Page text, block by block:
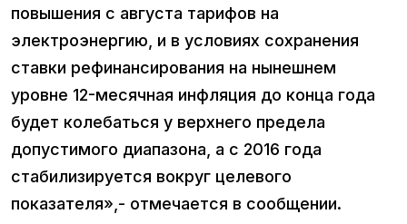
повышения с августа тарифов на
электроэнергию, и в условиях сохранения
ставки рефинансирования на нынешнем
уровне 12-месячная инфляция до конца года
будет колебаться у верхнего предела
допустимого диапазона, а с 2016 года
стабилизируется вокруг целевого
показателя»,- отмечается в сообщении.